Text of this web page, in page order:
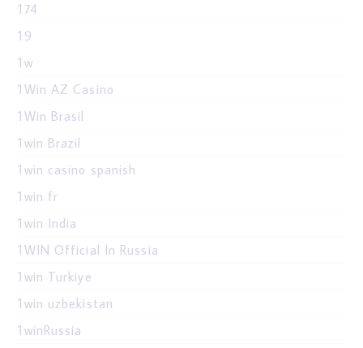
174
19
1w
1Win AZ Casino
1Win Brasil
1win Brazil
1win casino spanish
1win fr
1win India
1WIN Official In Russia
1win Turkiye
1win uzbekistan
1winRussia